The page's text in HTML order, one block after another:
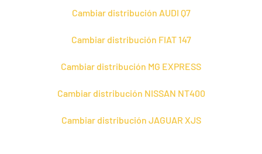
Cambiar distribución AUDI Q7
Cambiar distribución FIAT 147
Cambiar distribución MG EXPRESS
Cambiar distribución NISSAN NT400
Cambiar distribución JAGUAR XJS